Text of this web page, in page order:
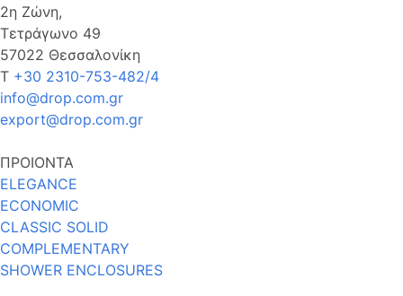
2η Ζώνη,
Τετράγωνο 49
57022 Θεσσαλονίκη
Τ +30 2310-753-482/4
info@drop.com.gr
export@drop.com.gr
ΠΡΟΙΟΝΤΑ
ELEGANCE
ECONOMIC
CLASSIC SOLID
COMPLEMENTARY
SHOWER ENCLOSURES